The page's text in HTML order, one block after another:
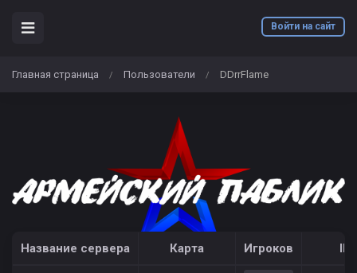
Войти на сайт
Главная страница / Пользователи / DDrrFlame
Название сервера Карта Игроков